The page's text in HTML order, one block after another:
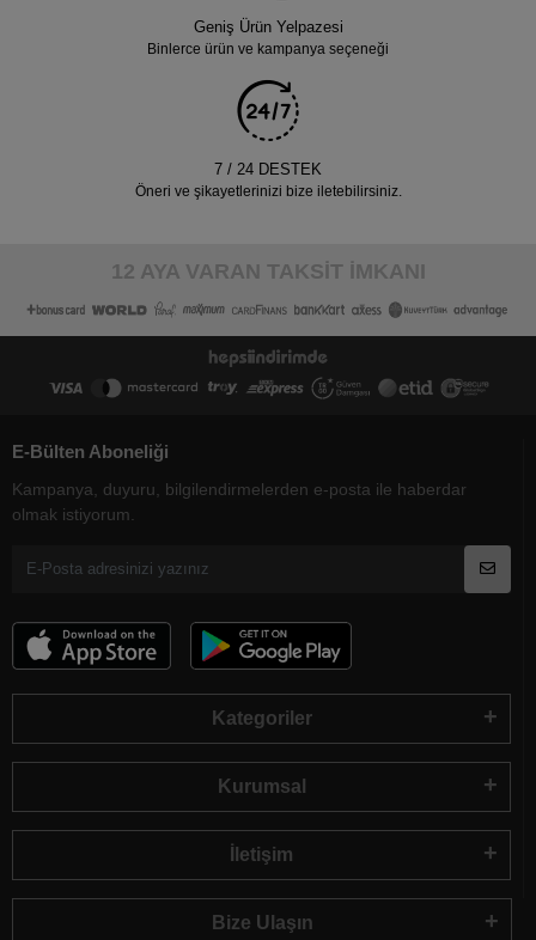
Geniş Ürün Yelpazesi
Binlerce ürün ve kampanya seçeneği
7 / 24 DESTEK
Öneri ve şikayetlerinizi bize iletebilirsiniz.
12 AYA VARAN TAKSİT İMKANI
E-Bülten Aboneliği
Kampanya, duyuru, bilgilendirmelerden e-posta ile haberdar
olmak istiyorum.
Kategoriler
Kurumsal
İletişim
Bize Ulaşın